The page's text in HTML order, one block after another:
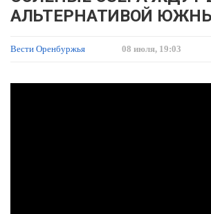
АЛЬТЕРНАТИВОЙ
Вести Оренбуржья 08 июля, 19:03